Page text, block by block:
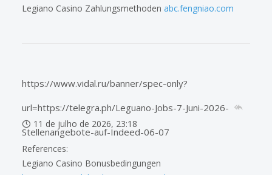
Legiano Casino Zahlungsmethoden abc.fengniao.com
https://www.vidal.ru/banner/spec-only?
url=https://telegra.ph/Leguano-Jobs-7-Juni-2026-
Stellenangebote-auf-Indeed-06-07
11 de julho de 2026, 23:18
References:
Legiano Casino Bonusbedingungen